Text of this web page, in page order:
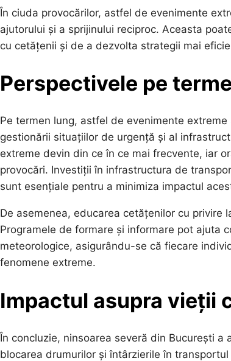
În ciuda provocărilor, astfel de evenimente
ajutorului și a sprijinului reciproc. Aceasta
cu cetățenii și de a dezvolta strategii mai
Perspectivele pe
Pe termen lung, astfel de evenimente
gestionării situațiilor de urgență și al
extreme devin din ce în ce mai frecvente, iar
provocări. Investiții în infrastructura de
sunt esențiale pentru a minimiza impactul
De asemenea, educarea cetățenilor cu
Programele de formare și informare pot ajuta
meteorologice, asigurându-se că fiecare
fenomene extreme.
Impactul asupra vieții
În concluzie, ninsoarea severă din București
blocarea drumurilor și întârzierile în